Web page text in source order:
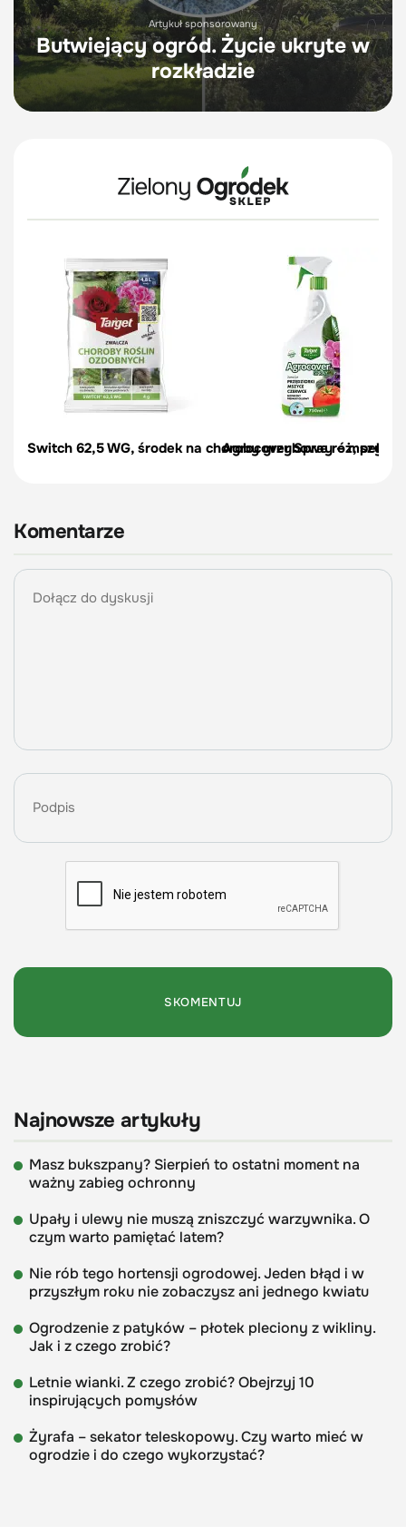
Artykuł sponsorowany
Butwiejący ogród. Życie ukryte w
rozkładzie
Switch 62,5 WG, środek na choroby grzybowe róż,
Agrocover Spray –
Komentarze
Najnowsze artykuły
Masz bukszpany? Sierpień to ostatni moment na
ważny zabieg ochronny
Upały i ulewy nie muszą zniszczyć warzywnika. O
czym warto pamiętać latem?
Nie rób tego hortensji ogrodowej. Jeden błąd i w
przyszłym roku nie zobaczysz ani jednego kwiatu
Ogrodzenie z patyków – płotek pleciony z wikliny.
Jak i z czego zrobić?
Letnie wianki. Z czego zrobić? Obejrzyj 10
inspirujących pomysłów
Żyrafa – sekator teleskopowy. Czy warto mieć w
ogrodzie i do czego wykorzystać?